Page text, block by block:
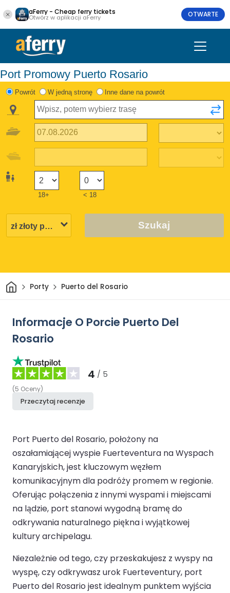
aFerry - Cheap ferry tickets
Otwórz w aplikacji aFerry OTWARTE
Port Promowy Puerto Rosario
Powrót W jedną stronę Inne dane na powrót
18+ < 18
Szukaj
DomPorty Puerto del Rosario
Informacje O Porcie Puerto Del
Rosario
4 / 5
(5 Oceny)
Przeczytaj recenzje
Port Puerto del Rosario, położony na
oszałamiającej wyspie Fuerteventura na Wyspach
Kanaryjskich, jest kluczowym węzłem
komunikacyjnym dla podróży promem w regionie.
Oferując połączenia z innymi wyspami i miejscami
na lądzie, port stanowi wygodną bramę do
odkrywania naturalnego piękna i wyjątkowej
kultury archipelagu.
Niezależnie od tego, czy przeskakujesz z wyspy na
wyspę, czy odkrywasz urok Fuerteventury, port
Puerto del Rosario jest idealnym punktem wyjścia